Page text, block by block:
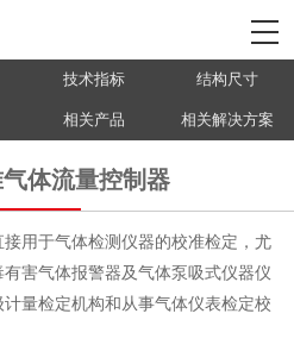
技术指标 结构尺寸
相关产品 相关解决方案
体流量控制器
用于气体检测仪器的校准检定，尤
害气体报警器及气体泵吸式仪器仪
量检定机构和从事气体仪表检定校